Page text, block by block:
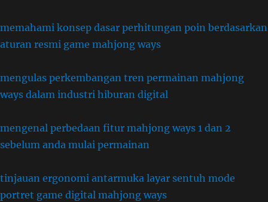
memahami konsep dasar perhitungan poin berdasarkan
aturan resmi game mahjong ways
mengulas perkembangan tren permainan mahjong
ways dalam industri hiburan digital
mengenal perbedaan fitur mahjong ways 1 dan 2
sebelum anda mulai permainan
tinjauan ergonomi antarmuka layar sentuh mode
portret game digital mahjong ways